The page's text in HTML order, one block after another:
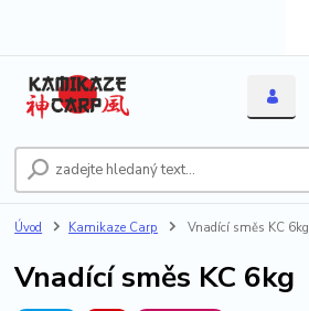
Úvod Kamikaze Carp Vnadící směs KC 6kg
Vnadící směs KC 6kg